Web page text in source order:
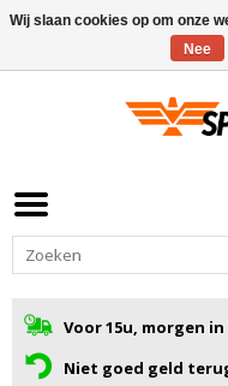
Voor 15u, morgen
Niet goed geld
Wij slaan cookies op om onze
Nee